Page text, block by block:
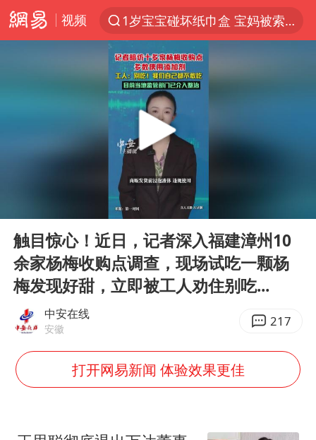
视频
1岁宝宝碰坏纸巾盒 宝妈被索赔924元
Meta被判支付5.67亿美元
阿根廷足协发文力挺因凡蒂诺
中国稀土盘中涨停
日本广岛民众举行游行反对政府行径
21楼高空抛物嫌疑人被拘留
日韩股市高开跳水 SK海力士下挫转跌
Play
触目惊心！近日，记者深入福建漳州10
余家杨梅收购点调查，现场试吃一颗杨
梅发现好甜，立即被工人劝住别吃...
中安在线
安徽 217
打开网易新闻 体验效果更佳